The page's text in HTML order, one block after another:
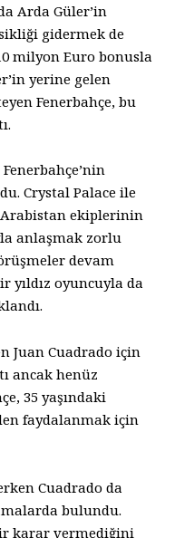
Arda Güler’in
gidermek de
milyon Euro bonusla
yerine gelen
Fenerbahçe, bu
Crystal Palace ile
Arabistan ekiplerinin
anlaşmak zorlu
devam
yıldız oyuncuyla da
Juan Cuadrado için
ancak henüz
35 yaşındaki
faydalanmak için
Cuadrado da
bulundu.
karar vermediğini